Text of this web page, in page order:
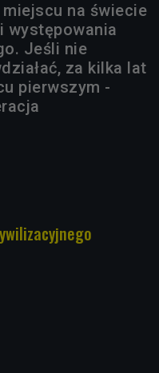
na świecie
występowania
Jeśli nie
za kilka lat
pierwszym -